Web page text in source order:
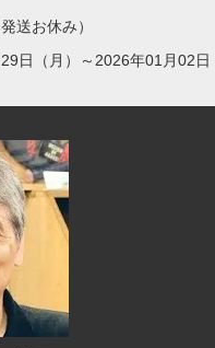
送お休み）
日（月）～2026年01月02日